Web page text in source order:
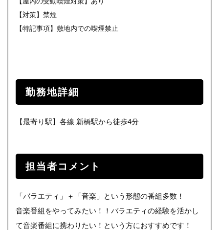
【対策】禁煙
【特記事項】敷地内での喫煙禁止
勤務地詳細
【最寄り駅】各線 新橋駅から徒歩4分
担当者コメント
「バラエティ」＋「音楽」という形態の番組多数！
音楽番組をやってみたい！！バラエティの経験を活かし
て音楽番組に携わりたい！という方におすすめです！